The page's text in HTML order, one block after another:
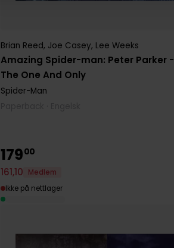
Amazing Spider-man: Peter Parker -
The One And Only
Brian Reed, Joe Casey, Lee Weeks
Spider-Man
17900
161,10
Medlem
Ikke på nettlager